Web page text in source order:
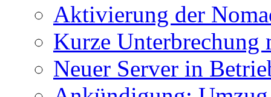
Aktivierung der
Kurze Unterbrechung
Neuer Server in